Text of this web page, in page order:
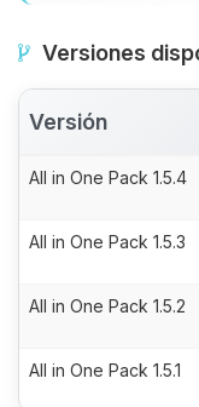
Versiones
Versión
All in One Pack 1.5.4
All in One Pack 1.5.3
All in One Pack 1.5.2
All in One Pack 1.5.1